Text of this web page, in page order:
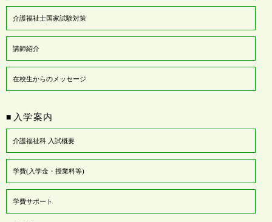
介護福祉士国家試験対策
講師紹介
在校生からのメッセージ
■ 入学案内
介護福祉科 入試概要
学費(入学金・授業料等)
学費サポート